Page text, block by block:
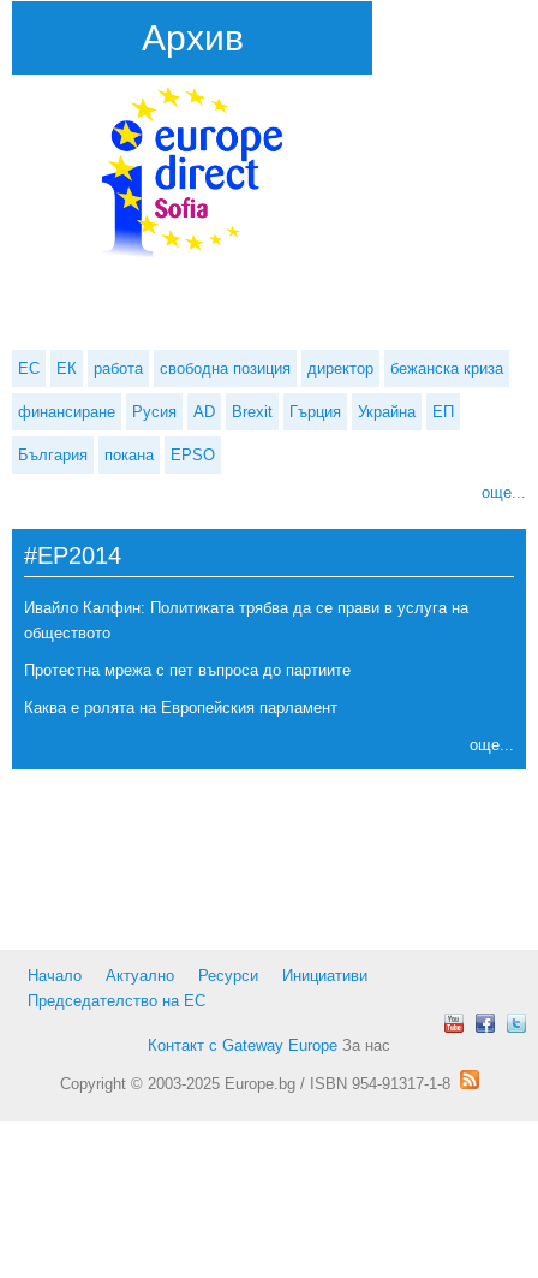
Архив
ЕС ЕК работа свободна позиция директор бежанска криза
финансиране Русия AD Brexit Гърция Украйна ЕП
България покана EPSO
още...
#EP2014
Ивайло Калфин: Политиката трябва да се прави в услуга на
обществото
Протестна мрежа с пет въпроса до партиите
Каква е ролята на Европейския парламент
още...
Начало Актуално Ресурси
Инициативи
Председателство на ЕС
Контакт с Gateway Europe За нас
Copyright © 2003-2025 Europe.bg / ISBN 954-91317-1-8